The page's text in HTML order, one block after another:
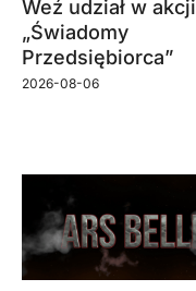
Weź udział w akcji
„Świadomy
Przedsiębiorca”
2026-08-06